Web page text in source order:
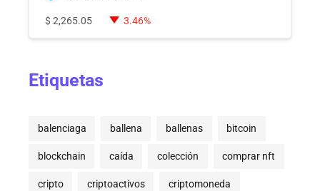
$ 2,265.05 3.46%
Etiquetas
balenciaga ballena ballenas bitcoin
blockchain caída colección comprar nft
cripto criptoactivos criptomoneda